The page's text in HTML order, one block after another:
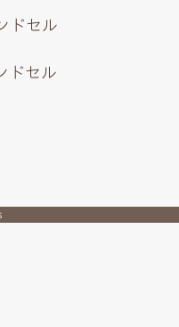
、ブラックの内装に映
ドセル
ドセル